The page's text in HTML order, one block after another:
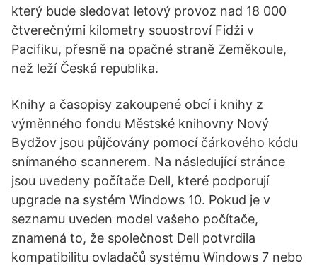
který bude sledovat letový provoz nad 18 000
čtverečnými kilometry souostroví Fidži v
Pacifiku, přesně na opačné straně Zeměkoule,
než leží Česká republika.
Knihy a časopisy zakoupené obcí i knihy z
výměnného fondu Městské knihovny Nový
Bydžov jsou půjčovány pomocí čárkového kódu
snímaného scannerem. Na následující stránce
jsou uvedeny počítače Dell, které podporují
upgrade na systém Windows 10. Pokud je v
seznamu uveden model vašeho počítače,
znamená to, že společnost Dell potvrdila
kompatibilitu ovladačů systému Windows 7 nebo